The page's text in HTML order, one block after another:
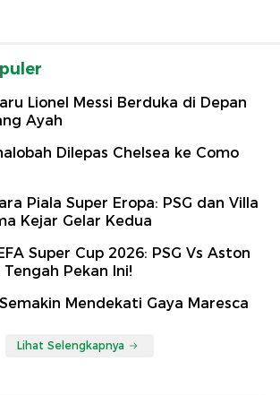
Lionel Messi Berduka di Depan
Ayah
Dilepas Chelsea ke Como
Piala Super Eropa: PSG dan Villa
Kejar Gelar Kedua
Super Cup 2026: PSG Vs Aston
Tengah Pekan Ini!
Mendekati Gaya Maresca
Lihat Selengkapnya